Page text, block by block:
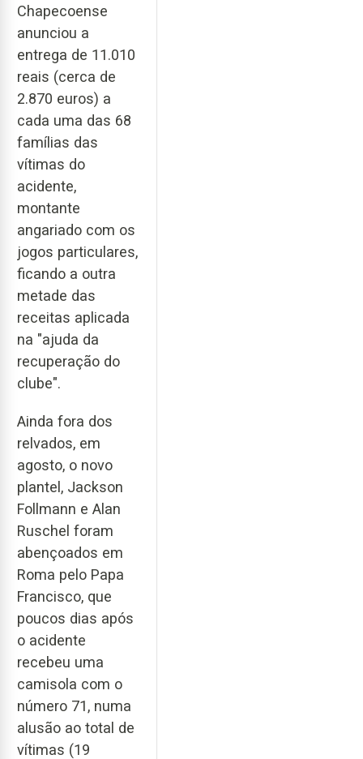
Chapecoense
anunciou a
entrega de 11.010
reais (cerca de
2.870 euros) a
cada uma das 68
famílias das
vítimas do
acidente,
montante
angariado com os
jogos particulares,
ficando a outra
metade das
receitas aplicada
na "ajuda da
recuperação do
clube".
Ainda fora dos
relvados, em
agosto, o novo
plantel, Jackson
Follmann e Alan
Ruschel foram
abençoados em
Roma pelo Papa
Francisco, que
poucos dias após
o acidente
recebeu uma
camisola com o
número 71, numa
alusão ao total de
vítimas (19